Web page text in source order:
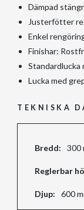
Dämpad
Justerfötter
Enkel
Finishar:
Standardlucka
Lucka med
TEKNISKA
Bredd: 300
Reglerbar
Djup: 600